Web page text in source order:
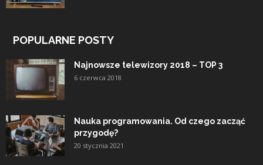
POPULARNE POSTY
Najnowsze telewizory 2018 – TOP 3
6 czerwca 2018
Nauka programowania. Od czego zacząć
przygodę?
20 stycznia 2021